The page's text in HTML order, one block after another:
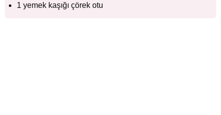
1 yemek kaşığı çörek otu